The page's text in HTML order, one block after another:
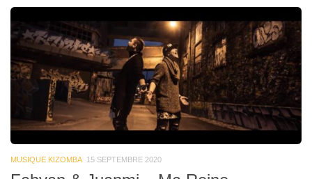
MUSIQUE KIZOMBA 15 SEPTEMBRE 2020